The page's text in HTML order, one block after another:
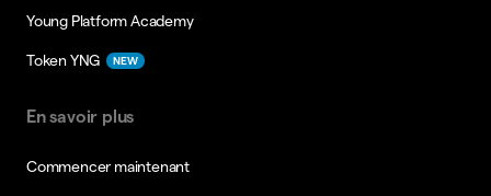
Young Platform Academy
Token YNG NEW
En savoir plus
Commencer maintenant